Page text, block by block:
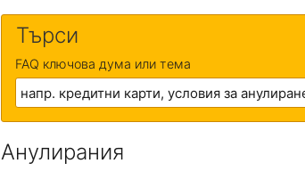
Търси
FAQ ключова дума или тема
Анулирания